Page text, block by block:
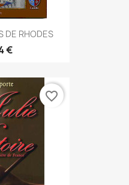
DE RHODES
€
favorite_border